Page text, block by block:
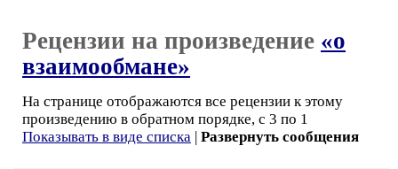
Рецензии на произведение «о
взаимообмане»
На странице отображаются все рецензии к этому
произведению в обратном порядке, с 3 по 1
Показывать в виде списка | Развернуть сообщения